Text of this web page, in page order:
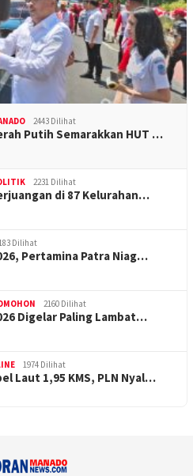
2443 Dilihat
Putih Semarakkan HUT …
2231 Dilihat
di 87 Kelurahan…
Dilihat
Pertamina Patra Niag…
2160 Dilihat
Digelar Paling Lambat…
1974 Dilihat
Laut 1,95 KMS, PLN Nyal…